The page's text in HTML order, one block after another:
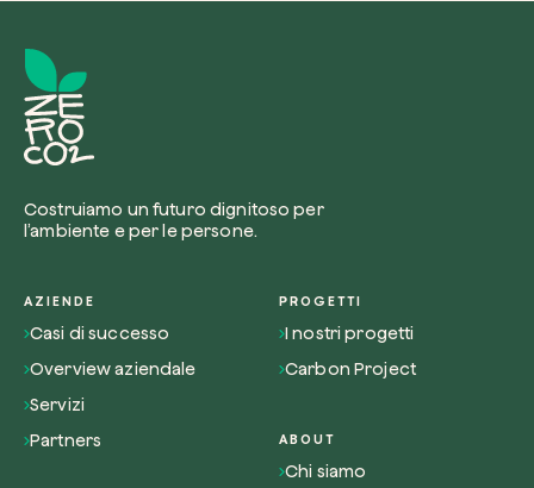
Costruiamo un futuro dignitoso per
l’ambiente e per le persone.
AZIENDE
Casi di successo
Overview aziendale
Servizi
Partners
PROGETTI
I nostri progetti
Carbon Project
ABOUT
Chi siamo